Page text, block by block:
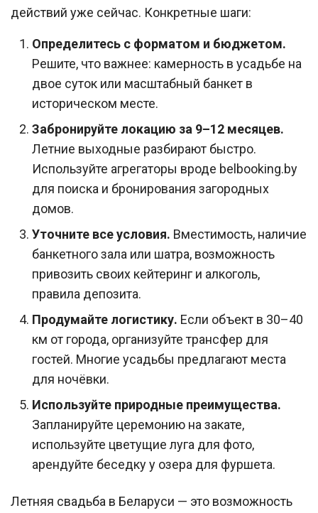
действий уже сейчас. Конкретные шаги:
Определитесь с форматом и бюджетом.
Решите, что важнее: камерность в усадьбе на
двое суток или масштабный банкет в
историческом месте.
Забронируйте локацию за 9–12 месяцев.
Летние выходные разбирают быстро.
Используйте агрегаторы вроде belbooking.by
для поиска и бронирования загородных
домов.
Уточните все условия. Вместимость, наличие
банкетного зала или шатра, возможность
привозить своих кейтеринг и алкоголь,
правила депозита.
Продумайте логистику. Если объект в 30–40
км от города, организуйте трансфер для
гостей. Многие усадьбы предлагают места
для ночёвки.
Используйте природные преимущества.
Запланируйте церемонию на закате,
используйте цветущие луга для фото,
арендуйте беседку у озера для фуршета.
Летняя свадьба в Беларуси — это возможность